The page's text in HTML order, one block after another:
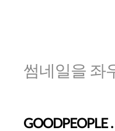
썸네일을 좌
GOODPEOPLE.